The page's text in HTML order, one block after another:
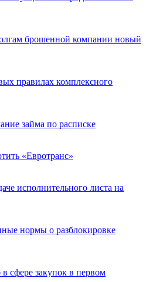
брошенной компании новый
правилах комплексного
займа по расписке
«Евротранс»
исполнительного листа на
нормы о разблокировке
сфере закупок в первом